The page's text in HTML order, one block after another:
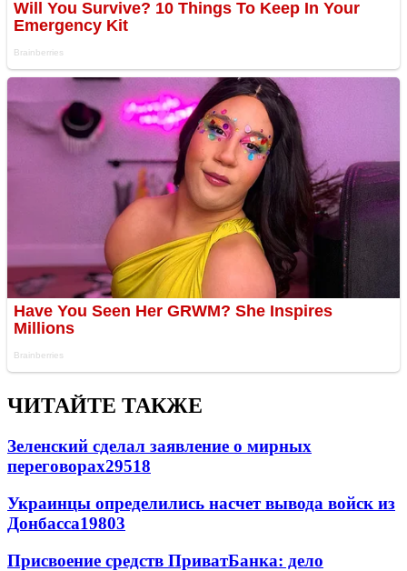
ЧИТАЙТЕ ТАКЖЕ
Зеленский сделал заявление о мирных
переговорах29518
Украинцы определились насчет вывода войск из
Донбасса19803
Присвоение средств ПриватБанка: дело